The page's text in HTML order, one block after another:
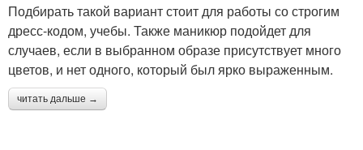
Подбирать такой вариант стоит для работы со строгим
дресс-кодом, учебы. Также маникюр подойдет для
случаев, если в выбранном образе присутствует много
цветов, и нет одного, который был ярко выраженным.
читать дальше →